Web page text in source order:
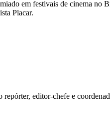
em festivais de cinema no
Placar.
editor-chefe e